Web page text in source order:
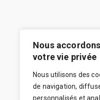
Nous
votre vie privée
Nous utilisons des
de navigation,
personnalisés et